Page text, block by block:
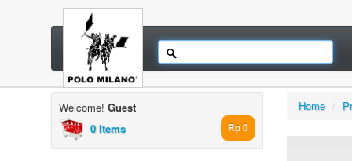
Welcome! Guest
0 Items
Rp 0
Home /